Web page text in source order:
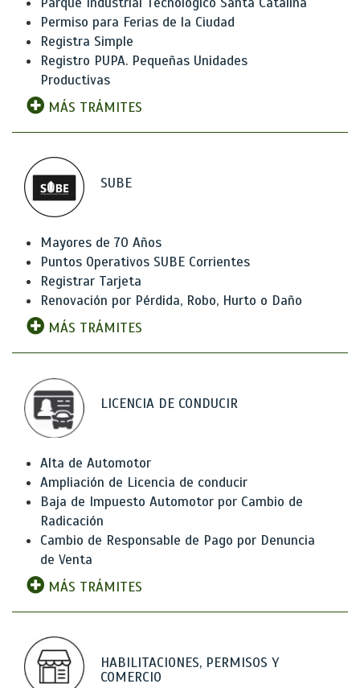
Permiso para Ferias de la Ciudad
Registra Simple
Registro PUPA. Pequeñas Unidades
Productivas
MÁS TRÁMITES
SUBE
Mayores de 70 Años
Puntos Operativos SUBE Corrientes
Registrar Tarjeta
Renovación por Pérdida, Robo, Hurto o Daño
MÁS TRÁMITES
LICENCIA DE CONDUCIR
Alta de Automotor
Ampliación de Licencia de conducir
Baja de Impuesto Automotor por Cambio de
Radicación
Cambio de Responsable de Pago por Denuncia
de Venta
MÁS TRÁMITES
HABILITACIONES, PERMISOS Y
COMERCIO